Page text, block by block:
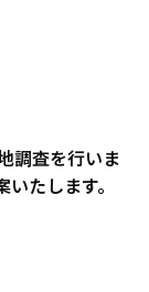
調査を行いま
たします。